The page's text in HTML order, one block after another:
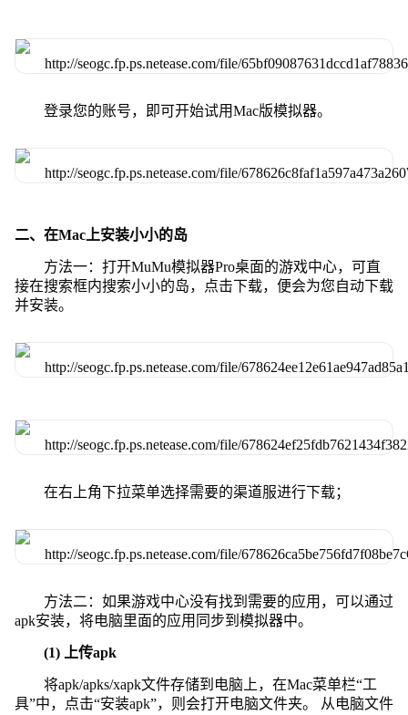
登录您的账号，即可开始试用Mac版模拟器。
二、在Mac上安装小小的岛
方法一：打开MuMu模拟器Pro桌面的游戏中心，可直
接在搜索框内搜索小小的岛，点击下载，便会为您自动下载
并安装。
在右上角下拉菜单选择需要的渠道服进行下载；
方法二：如果游戏中心没有找到需要的应用，可以通过
apk安装，将电脑里面的应用同步到模拟器中。
(1) 上传apk
将apk/apks/xapk文件存储到电脑上，在Mac菜单栏“工
具”中，点击“安装apk”，则会打开电脑文件夹。 从电脑文件